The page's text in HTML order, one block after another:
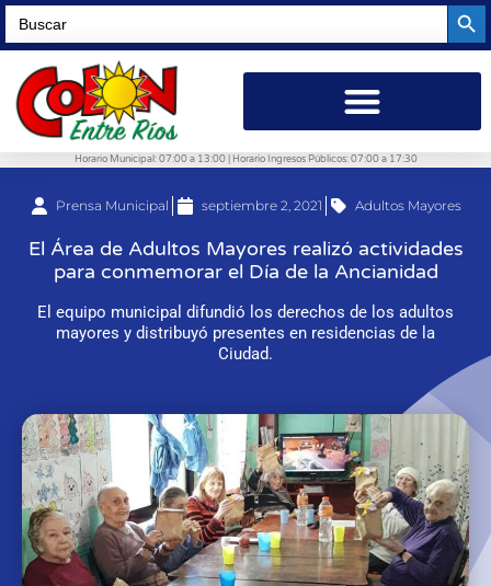
Search
for:
Horario Municipal: 07:00 a 13:00 | Horario Ingresos Públicos: 07:00 a 17:30
Prensa Municipal septiembre 2, 2021 Adultos Mayores
El Área de Adultos Mayores realizó actividades
para conmemorar el Día de la Ancianidad
El equipo municipal difundió los derechos de los adultos
mayores y distribuyó presentes en residencias de la
Ciudad.